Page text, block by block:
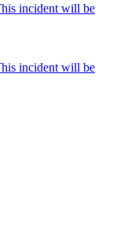
incident will be
incident will be